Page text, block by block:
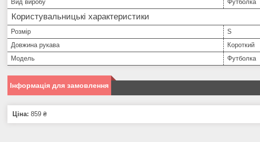
Вид виробу
Футболка
Користувальницькі характеристики
Розмір
S
Довжина рукава
Короткий
Модель
Футболка
Інформація для замовлення
Ціна: 859 ₴